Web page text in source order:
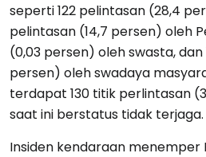
seperti 122 pelintasan (28,4
pelintasan (14,7 persen) oleh
(0,03 persen) oleh swasta, dan
persen) oleh swadaya
terdapat 130 titik perlintasan
saat ini berstatus tidak terjaga.
Insiden kendaraan menemper